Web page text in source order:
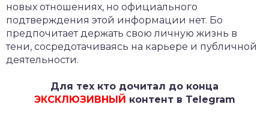
новых отношениях, но официального
подтверждения этой информации нет. Бо
предпочитает держать свою личную жизнь в
тени, сосредотачиваясь на карьере и публичной
деятельности.
Для тех кто дочитал до конца
ЭКСКЛЮЗИВНЫЙ контент в Telegram